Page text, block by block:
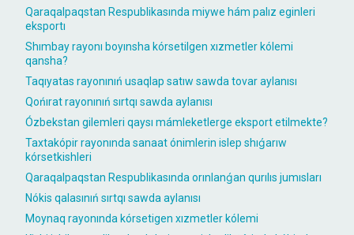
Qaraqalpaqstan Respublikasında miywe hám palız eginleri
eksportı
Shımbay rayonı boyınsha kórsetilgen xızmetler kólemi
qansha?
Taqıyatas rayonınıń usaqlap satıw sawda tovar aylanısı
Qońırat rayonınıń sırtqı sawda aylanısı
Ózbekstan gilemleri qaysı mámleketlerge eksport etilmekte?
Taxtakópir rayonında sanaat ónimlerin islep shıǵarıw
kórsetkishleri
Qaraqalpaqstan Respublikasında orınlanǵan qurılıs jumısları
Nókis qalasınıń sırtqı sawda aylanısı
Moynaq rayonında kórsetigen xızmetler kólemi